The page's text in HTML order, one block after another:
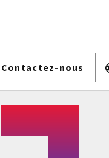
Contactez-nous